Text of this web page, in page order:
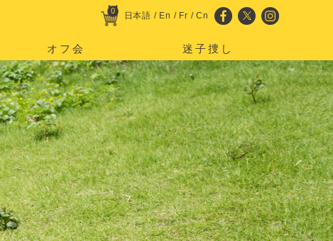
0 日本語 / En / Fr /Cn
オフ会 迷子捜し